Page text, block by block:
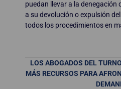
puedan llevar a la denegación
a su devolución o expulsión
todos los procedimientos en
LOS ABOGADOS DEL
MÁS RECURSOS PARA